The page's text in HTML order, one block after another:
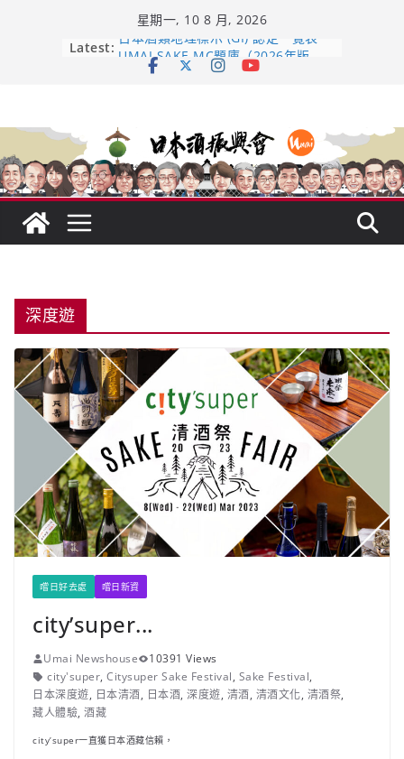
星期一, 10 8 月, 2026
Latest: 日本酒類地理標示 (GI) 認定一覽表
UMAI SAKE MC題庫（2026年版
市場！梅乃宿上市背後的密碼
龜之井酒造：口說上手 – 山形純米大
吟釀的堅持與傳承 ～ くどき上手
深度遊
嚐日好去處 嚐日新資
city’super...
Umai Newshouse
10391 Views
city'super, Citysuper Sake Festival, Sake Festival,
日本深度遊, 日本清酒, 日本酒, 深度遊, 清酒, 清酒文化, 清酒祭,
藏人體驗, 酒藏
city’super一直獲日本酒藏信賴，